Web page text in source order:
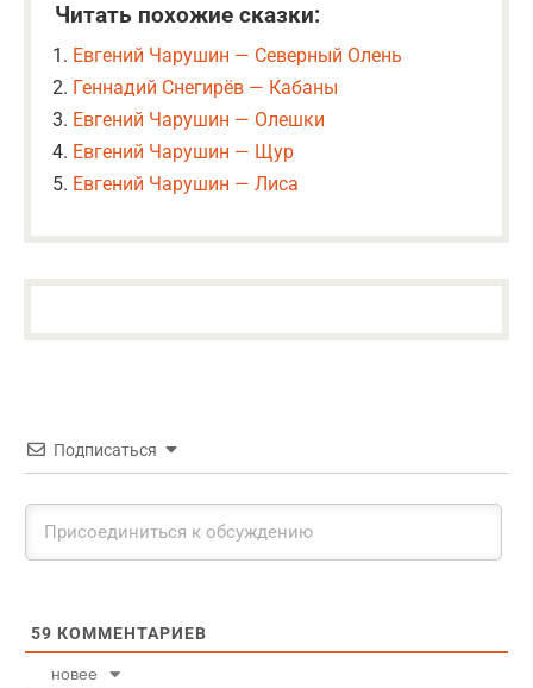
Читать похожие сказки:
Евгений Чарушин — Северный Олень
Геннадий Снегирёв — Кабаны
Евгений Чарушин — Олешки
Евгений Чарушин — Щур
Евгений Чарушин — Лиса
Подписаться
59 КОММЕНТАРИЕВ
новее